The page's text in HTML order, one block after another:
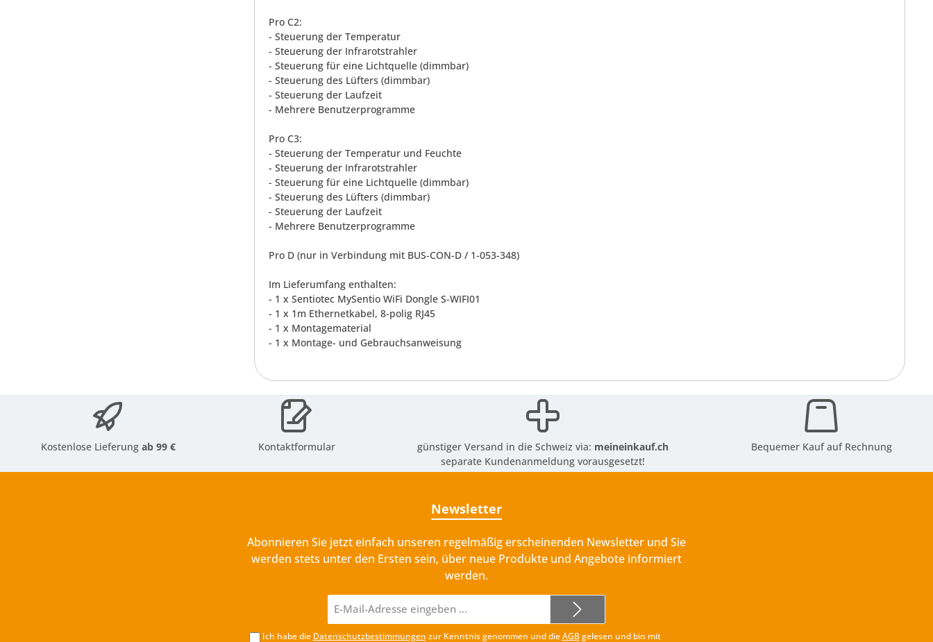
Pro C2:
- Steuerung der Temperatur
- Steuerung der Infrarotstrahler
- Steuerung für eine Lichtquelle (dimmbar)
- Steuerung des Lüfters (dimmbar)
- Steuerung der Laufzeit
- Mehrere Benutzerprogramme
Pro C3:
- Steuerung der Temperatur und Feuchte
- Steuerung der Infrarotstrahler
- Steuerung für eine Lichtquelle (dimmbar)
- Steuerung des Lüfters (dimmbar)
- Steuerung der Laufzeit
- Mehrere Benutzerprogramme
Pro D (nur in Verbindung mit BUS-CON-D / 1-053-348)
Im Lieferumfang enthalten:
- 1 x Sentiotec MySentio WiFi Dongle S-WIFI01
- 1 x 1m Ethernetkabel, 8-polig RJ45
- 1 x Montagematerial
- 1 x Montage- und Gebrauchsanweisung
Kostenlose Lieferungab 99 € Kontaktformular günstiger Versand in die Schweiz via: meineinkauf.ch
separate Kundenanmeldung vorausgesetzt!
Bequemer Kauf auf Rechnung
Newsletter
Abonnieren Sie jetzt einfach unseren regelmäßig erscheinenden Newsletter und Sie
werden stets unter den Ersten sein, über neue Produkte und Angebote informiert
werden.
Mail-
Adresse*
Ich habe die Datenschutzbestimmungen zur Kenntnis genommen und dieAGBgelesen und bin mit